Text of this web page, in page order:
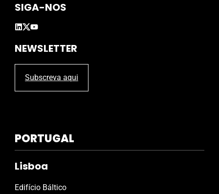
t
.
SIGA-NOS
NEWSLETTER
Subscreva aqui
PORTUGAL
Lisboa
Edifício Báltico